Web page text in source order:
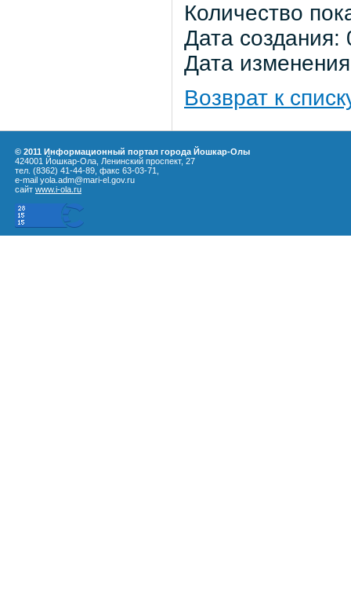
Количество
Дата
Дата
Возврат к
© 2011 Информационный портал города Йошкар-Олы
424001 Йошкар-Ола, Ленинский проспект, 27
тел. (8362) 41-44-89, факс 63-03-71,
e-mail yola.adm@mari-el.gov.ru
сайт www.i-ola.ru